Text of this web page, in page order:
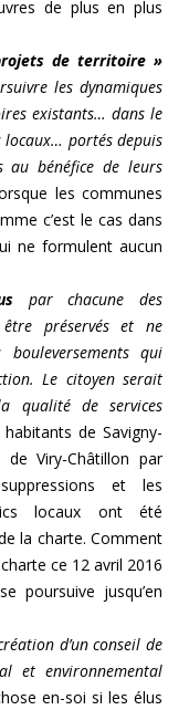
de plus en plus
de territoire »
les dynamiques
existants… dans le
locaux… portés depuis
au bénéfice de leurs
les communes
c’est le cas dans
ne formulent aucun
par chacune des
préservés et ne
qui
Le citoyen serait
qualité de services
de Savigny-
Viry-Châtillon par
et les
locaux ont été
la charte. Comment
ce 12 avril 2016
poursuive jusqu’en
d’un conseil de
et environnemental
en-soi si les élus